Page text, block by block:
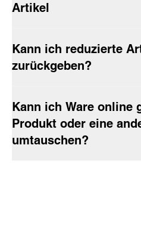
Artikel
Kann ich reduzierte
zurückgeben?
Kann ich Ware online
Produkt oder eine
umtauschen?